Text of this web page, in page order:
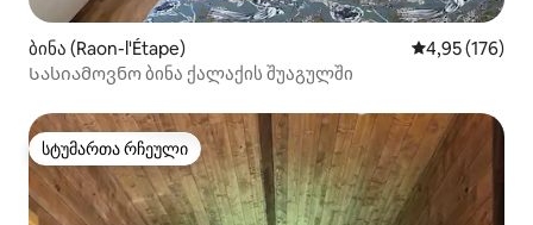
ბინა (Raon-l'Étape) საშუალო
4,95 (176)
Სასიამოვნო ბინა ქალაქის შუაგულში
სტუმართა რჩეული
სტუმართა რჩეული